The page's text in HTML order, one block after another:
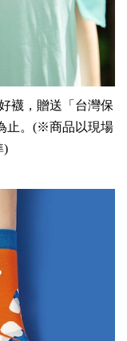
襪，贈送「台灣保
止。(※商品以現場
)